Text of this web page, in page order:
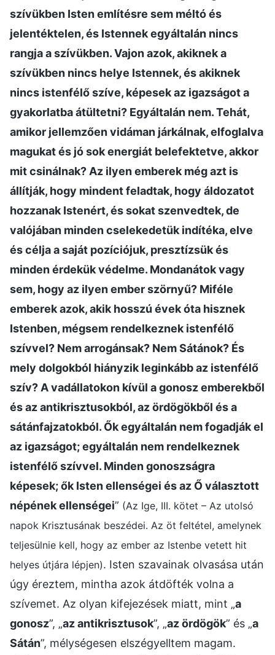
szívükben Isten említésre sem méltó és
jelentéktelen, és Istennek egyáltalán nincs
rangja a szívükben. Vajon azok, akiknek a
szívükben nincs helye Istennek, és akiknek
nincs istenfélő szíve, képesek az igazságot a
gyakorlatba átültetni? Egyáltalán nem. Tehát,
amikor jellemzően vidáman járkálnak, elfoglalva
magukat és jó sok energiát belefektetve, akkor
mit csinálnak? Az ilyen emberek még azt is
állítják, hogy mindent feladtak, hogy áldozatot
hozzanak Istenért, és sokat szenvedtek, de
valójában minden cselekedetük indítéka, elve
és célja a saját pozíciójuk, presztízsük és
minden érdekük védelme. Mondanátok vagy
sem, hogy az ilyen ember szörnyű? Miféle
emberek azok, akik hosszú évek óta hisznek
Istenben, mégsem rendelkeznek istenfélő
szívvel? Nem arrogánsak? Nem Sátánok? És
mely dolgokból hiányzik leginkább az istenfélő
szív? A vadállatokon kívül a gonosz emberekből
és az antikrisztusokból, az ördögökből és a
sátánfajzatokból. Ők egyáltalán nem fogadják el
az igazságot; egyáltalán nem rendelkeznek
istenfélő szívvel. Minden gonoszságra
képesek; ők Isten ellenségei és az Ő választott
népének ellenségei” (Az Ige, III. kötet – Az utolsó
napok Krisztusának beszédei. Az öt feltétel, amelynek
teljesülnie kell, hogy az ember az Istenbe vetett hit
helyes útjára lépjen). Isten szavainak olvasása után
úgy éreztem, mintha azok átdöfték volna a
szívemet. Az olyan kifejezések miatt, mint „a
gonosz”, „az antikrisztusok”, „az ördögök” és „a
Sátán”, mélységesen elszégyelltem magam.